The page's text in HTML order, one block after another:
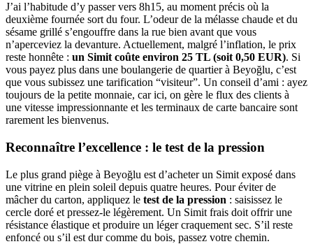
J’ai l’habitude d’y passer vers 8h15, au moment précis où la
deuxième fournée sort du four. L’odeur de la mélasse chaude et du
sésame grillé s’engouffre dans la rue bien avant que vous
n’aperceviez la devanture. Actuellement, malgré l’inflation, le prix
reste honnête : un Simit coûte environ 25 TL (soit 0,50 EUR). Si
vous payez plus dans une boulangerie de quartier à Beyoğlu, c’est
que vous subissez une tarification “visiteur”. Un conseil d’ami : ayez
toujours de la petite monnaie, car ici, on gère le flux des clients à
une vitesse impressionnante et les terminaux de carte bancaire sont
rarement les bienvenus.
Reconnaître l’excellence : le test de la pression
Le plus grand piège à Beyoğlu est d’acheter un Simit exposé dans
une vitrine en plein soleil depuis quatre heures. Pour éviter de
mâcher du carton, appliquez le test de la pression : saisissez le
cercle doré et pressez-le légèrement. Un Simit frais doit offrir une
résistance élastique et produire un léger craquement sec. S’il reste
enfoncé ou s’il est dur comme du bois, passez votre chemin.